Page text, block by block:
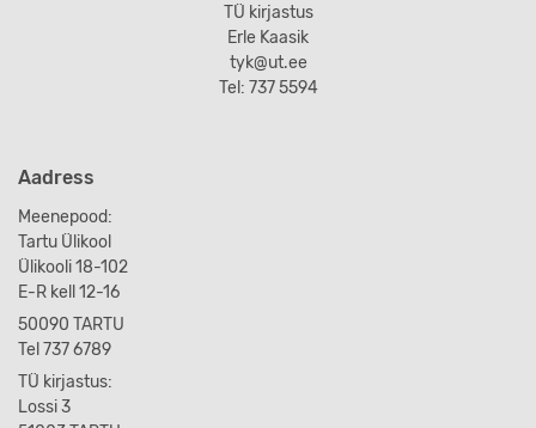
TÜ kirjastus
Erle Kaasik
tyk@ut.ee
Tel: 737 5594
Aadress
Meenepood:
Tartu Ülikool
Ülikooli 18-102
E-R kell 12-16
50090 TARTU
Tel 737 6789
TÜ kirjastus:
Lossi 3